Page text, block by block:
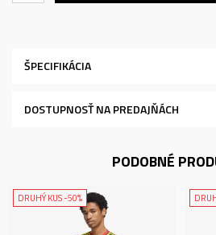
ŠPECIFIKÁCIA
DOSTUPNOSŤ NA PREDAJŇÁCH
PODOBNÉ
DRUHÝ KUS -50%